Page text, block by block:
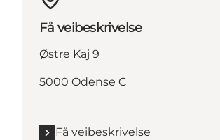
Få veibeskrivelse
Østre Kaj 9
5000 Odense C
Få veibeskrivelse